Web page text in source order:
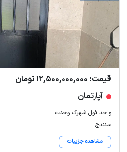
قیمت: 12,500,000,000 تومان
آپارتمان
واحد فول شهرک وحدت
سنندج
مشاهده جزییات